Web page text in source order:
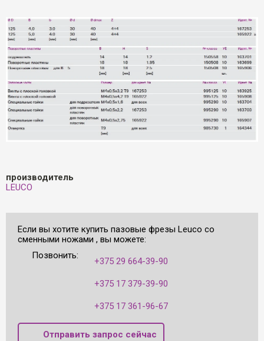
производитель
LEUCO
Если вы хотите купить пазовые фрезы Leuco со
сменными ножами , вы можете:
Позвонить:
+375 29 664-39-90
+375 17 379-39-90
+375 17 361-96-67
Отправить запрос сейчас